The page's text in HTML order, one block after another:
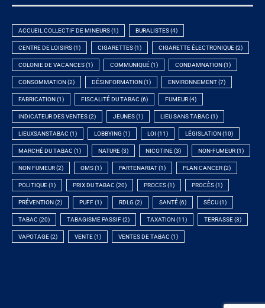
ACCUEIL COLLECTIF DE MINEURS(1) BURALISTES(4)
CENTRE DE LOISIRS(1) CIGARETTES(1) CIGARETTE ÉLECTRONIQUE(2)
COLONIE DE VACANCES(1) COMMUNIQUÉ(1) CONDAMNATION (1)
CONSOMMATION (2) DÉSINFORMATION (1) ENVIRONNEMENT(7)
FABRICATION (1) FISCALITÉ DU TABAC (6) FUMEUR(4)
INDICATEUR DES VENTES(2) JEUNES(1) LIEU SANS TABAC (1)
LIEUXSANSTABAC (1) LOBBYING (1) LOI (11) LÉGISLATION (10)
MARCHÉ DU TABAC (1) NATURE(3) NICOTINE(3) NON-FUMEUR(1)
NON FUMEUR(2) OMS(1) PARTENARIAT(1) PLAN CANCER(2)
POLITIQUE(1) PRIX DU TABAC (20) PROCES(1) PROCÈS(1)
PRÉVENTION (2) PUFF(1) RDLG (2) SANTÉ(6) SÉCU(1)
TABAC (20) TABAGISME PASSIF(2) TAXATION (11) TERRASSE(3)
VAPOTAGE(2) VENTE(1) VENTES DE TABAC (1)